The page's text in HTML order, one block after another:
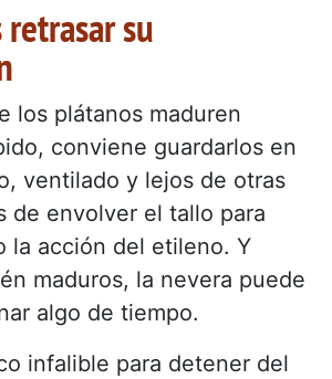
su
los plátanos maduren
conviene guardarlos en
ventilado y lejos de otras
de envolver el tallo para
la acción del etileno. Y
maduros, la nevera puede
algo de tiempo.
infalible para detener del